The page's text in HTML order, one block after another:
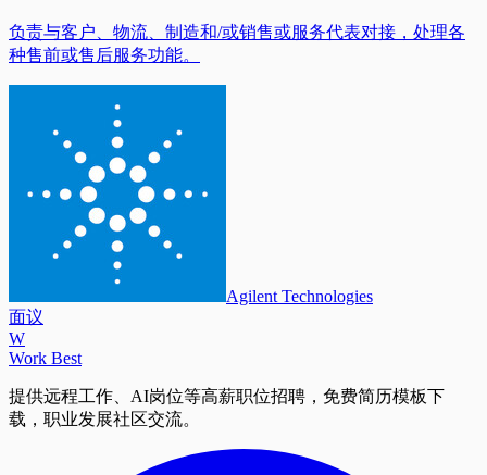
负责与客户、物流、制造和/或销售或服务代表对接，处理各
种售前或售后服务功能。
Agilent Technologies
面议
W
Work Best
提供远程工作、AI岗位等高薪职位招聘，免费简历模板下
载，职业发展社区交流。